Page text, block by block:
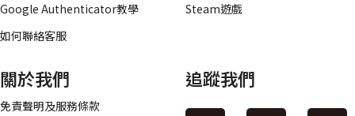
Google Authenticator教學
如何聯絡客服
Steam遊戲
關於我們
免責聲明及服務條款
追蹤我們